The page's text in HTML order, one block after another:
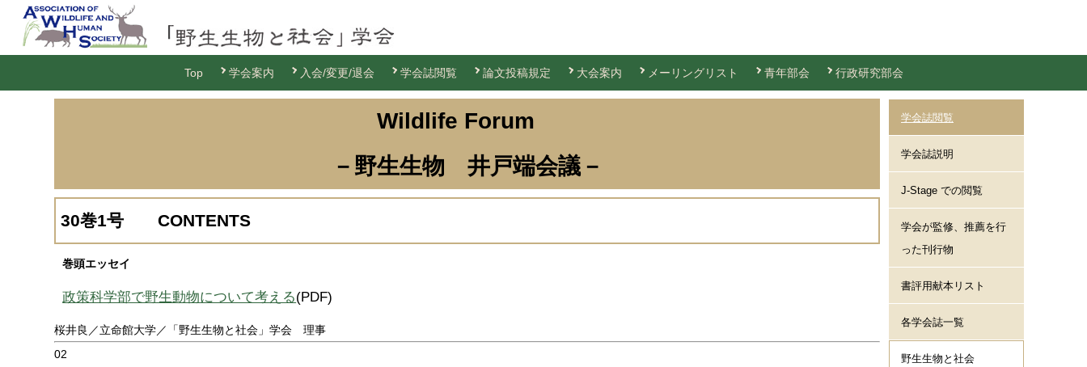
Top 学会案内 入会/変更/退会 学会誌閲覧 論文投稿規定 大会案内 メーリングリスト 青年部会 行政研究部会
Wildlife Forum
－野生生物 井戸端会議－
30巻1号 CONTENTS
巻頭エッセイ
政策科学部で野生動物について考える(PDF)
桜井良／立命館大学／「野生生物と社会」学会 理事
02
学会誌閲覧
学会誌説明
J-Stage での閲覧
学会が監修、推薦を行
った刊行物
書評用献本リスト
各学会誌一覧
野生生物と社会